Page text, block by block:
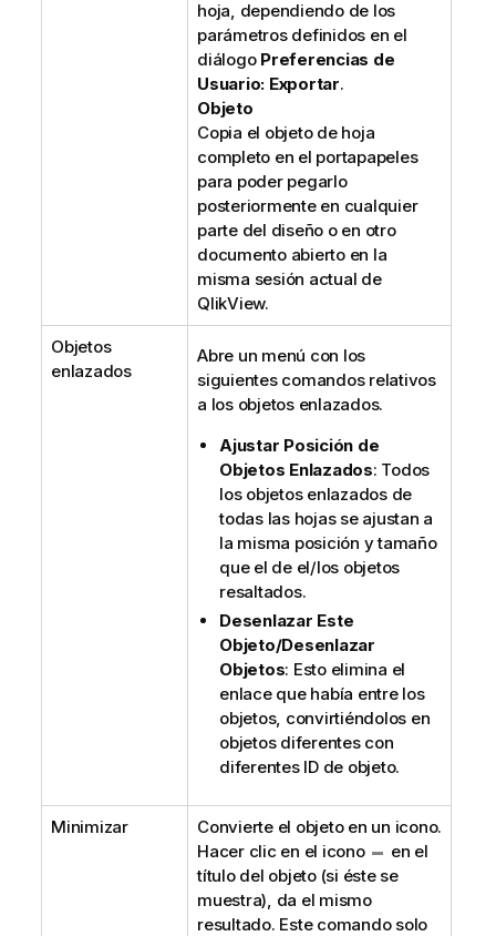
hoja, dependiendo de los
parámetros definidos en el
diálogo Preferencias de
Usuario: Exportar.
Objeto
Copia el objeto de hoja
completo en el portapapeles
para poder pegarlo
posteriormente en cualquier
parte del diseño o en otro
documento abierto en la
misma sesión actual de
QlikView.
Objetos
enlazados
Abre un menú con los
siguientes comandos relativos
a los objetos enlazados.
Ajustar Posición de
Objetos Enlazados: Todos
los objetos enlazados de
todas las hojas se ajustan a
la misma posición y tamaño
que el de el/los objetos
resaltados.
Desenlazar Este
Objeto/Desenlazar
Objetos: Esto elimina el
enlace que había entre los
objetos, convirtiéndolos en
objetos diferentes con
diferentes ID de objeto.
Minimizar
Convierte el objeto en un icono.
Hacer clic en el icono
en el
título del objeto (si éste se
muestra), da el mismo
resultado. Este comando solo